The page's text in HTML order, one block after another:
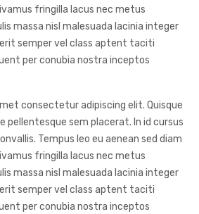
fringilla lacus nec metus
massa nisl malesuada lacinia integer
semper vel class aptent taciti
per conubia nostra inceptos
consectetur adipiscing elit. Quisque
pellentesque sem placerat. In id cursus
Tempus leo eu aenean sed diam
fringilla lacus nec metus
massa nisl malesuada lacinia integer
semper vel class aptent taciti
per conubia nostra inceptos